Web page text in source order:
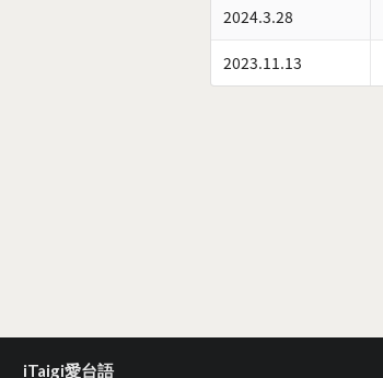
2024.3.28
2023.11.13
iTaigi愛台語